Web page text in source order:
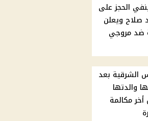
الحجز على
صلاح ويعلن
ضد مروجي
الشرقية بعد
والدتها
مكالمة